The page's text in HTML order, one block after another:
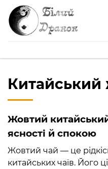
Китайський
Жовтий
ясності й спокою
Жовтий чай — це
китайських чаїв. Його